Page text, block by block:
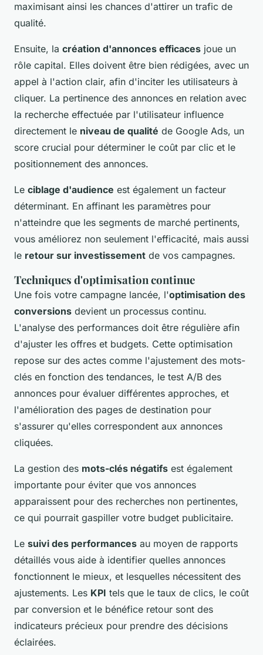
maximisant ainsi les chances d'attirer un trafic de
qualité.
Ensuite, la création d'annonces efficaces joue un
rôle capital. Elles doivent être bien rédigées, avec un
appel à l'action clair, afin d'inciter les utilisateurs à
cliquer. La pertinence des annonces en relation avec
la recherche effectuée par l'utilisateur influence
directement le niveau de qualité de Google Ads, un
score crucial pour déterminer le coût par clic et le
positionnement des annonces.
Le ciblage d'audience est également un facteur
déterminant. En affinant les paramètres pour
n'atteindre que les segments de marché pertinents,
vous améliorez non seulement l'efficacité, mais aussi
le retour sur investissement de vos campagnes.
Techniques d'optimisation continue
Une fois votre campagne lancée, l'optimisation des
conversions devient un processus continu.
L'analyse des performances doit être régulière afin
d'ajuster les offres et budgets. Cette optimisation
repose sur des actes comme l'ajustement des mots-
clés en fonction des tendances, le test A/B des
annonces pour évaluer différentes approches, et
l'amélioration des pages de destination pour
s'assurer qu'elles correspondent aux annonces
cliquées.
La gestion des mots-clés négatifs est également
importante pour éviter que vos annonces
apparaissent pour des recherches non pertinentes,
ce qui pourrait gaspiller votre budget publicitaire.
Le suivi des performances au moyen de rapports
détaillés vous aide à identifier quelles annonces
fonctionnent le mieux, et lesquelles nécessitent des
ajustements. Les KPI tels que le taux de clics, le coût
par conversion et le bénéfice retour sont des
indicateurs précieux pour prendre des décisions
éclairées.